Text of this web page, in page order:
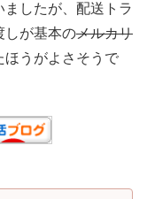
したが、配送トラ
しが基本のメルカリ
ほうがよさそうで